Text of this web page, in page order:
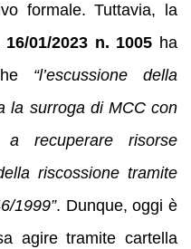
formale. Tuttavia, la
01/2023 n. 1005 ha
“l’escussione della
la surroga di MCC con
a recuperare risorse
riscossione tramite
1999”. Dunque, oggi è
agire tramite cartella